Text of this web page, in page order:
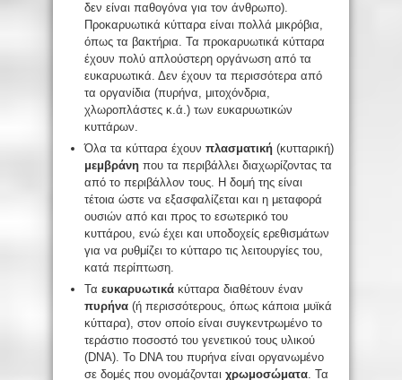
δεν είναι παθογόνα για τον άνθρωπο).
Προκαρυωτικά κύτταρα είναι πολλά μικρόβια,
όπως τα βακτήρια. Τα προκαρυωτικά κύτταρα
έχουν πολύ απλούστερη οργάνωση από τα
ευκαρυωτικά. Δεν έχουν τα περισσότερα από
τα οργανίδια (πυρήνα, μιτοχόνδρια,
χλωροπλάστες κ.ά.) των ευκαρυωτικών
κυττάρων.
Όλα τα κύτταρα έχουν πλασματική (κυτταρική)
μεμβράνη που τα περιβάλλει διαχωρίζοντας τα
από το περιβάλλον τους. Η δομή της είναι
τέτοια ώστε να εξασφαλίζεται και η μεταφορά
ουσιών από και προς το εσωτερικό του
κυττάρου, ενώ έχει και υποδοχείς ερεθισμάτων
για να ρυθμίζει το κύτταρο τις λειτουργίες του,
κατά περίπτωση.
Τα ευκαρυωτικά κύτταρα διαθέτουν έναν
πυρήνα (ή περισσότερους, όπως κάποια μυϊκά
κύτταρα), στον οποίο είναι συγκεντρωμένο το
τεράστιο ποσοστό του γενετικού τους υλικού
(DNA). Το DNA του πυρήνα είναι οργανωμένο
σε δομές που ονομάζονται χρωμοσώματα. Τα